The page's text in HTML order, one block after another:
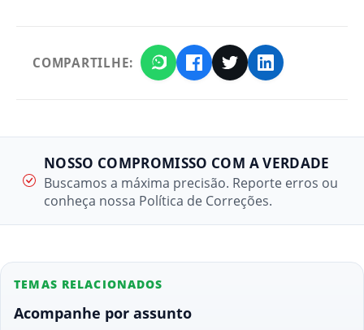
COMPARTILHE:
NOSSO COMPROMISSO COM A VERDADE
Buscamos a máxima precisão. Reporte erros ou
conheça nossa Política de Correções.
TEMAS RELACIONADOS
Acompanhe por assunto